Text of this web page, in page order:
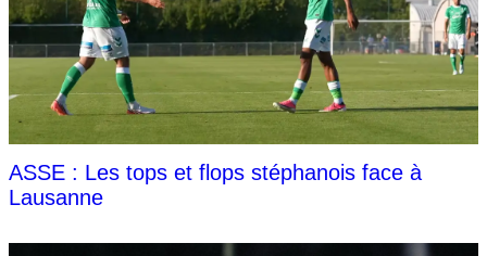
ASSE : Les tops et flops stéphanois face à
Lausanne